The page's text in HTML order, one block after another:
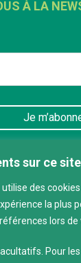
sur ce site
des
la plus
lors de
Pour
À LA
Conception :